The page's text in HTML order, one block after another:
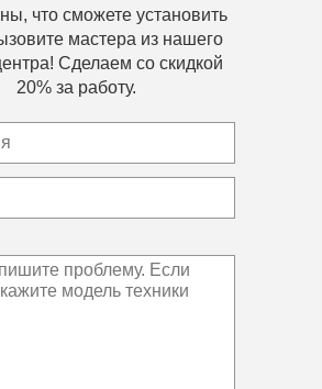
что сможете установить
мастера из нашего
Сделаем со скидкой
20% за работу.